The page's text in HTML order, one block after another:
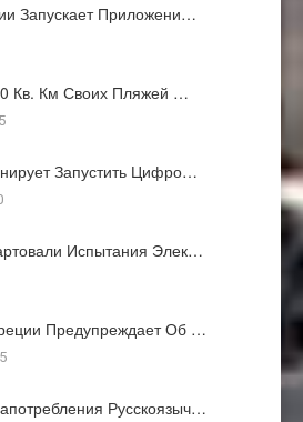
Запускает Приложени…
Кв. Км Своих Пляжей …
Запустить Цифро…
Испытания Элек…
Предупреждает Об …
Русскоязыч…